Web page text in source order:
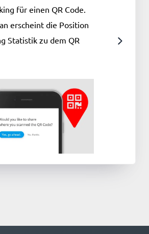
für einen QR Code.
erscheint die Position
Statistik zu dem QR